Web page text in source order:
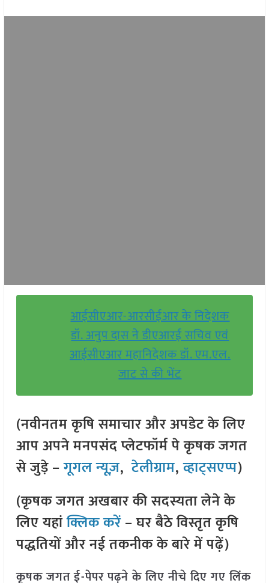
आईसीएआर-आरसीईआर के निदेशक
डॉ. अनुप दास ने डीएआरई सचिव एवं
आईसीएआर महानिदेशक डॉ. एम.एल.
जाट से की भेंट
(नवीनतम कृषि समाचार और अपडेट के लिए
आप अपने मनपसंद प्लेटफॉर्म पे कृषक जगत
से जुड़े –गूगल न्यूज़,टेलीग्राम,व्हाट्सएप्प)
(कृषक जगत अखबार की सदस्यता लेने के
लिए यहांक्लिक करें– घर बैठे विस्तृत कृषि
पद्धतियों और नई तकनीक के बारे में पढ़ें)
कृषक जगत ई-पेपर पढ़ने के लिए नीचे दिए गए लिंक